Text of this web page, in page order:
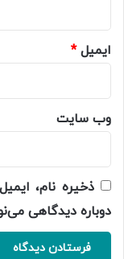
ایمیل*
وب‌ سایت
ذخیره نام،
دوباره دیدگاهی